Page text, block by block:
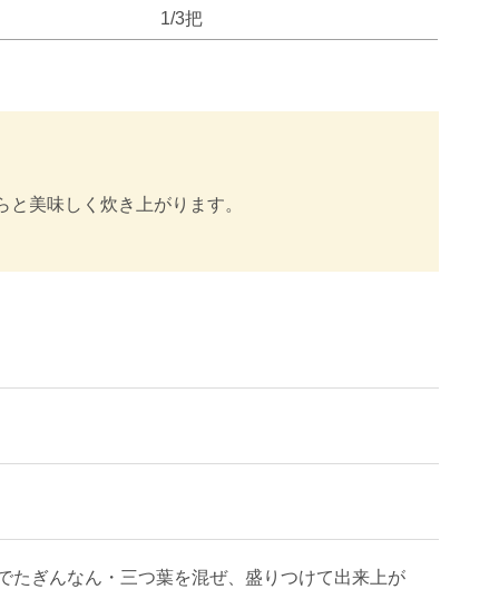
1/3把
美味しく炊き上がります。
たぎんなん・三つ葉を混ぜ、盛りつけて出来上が